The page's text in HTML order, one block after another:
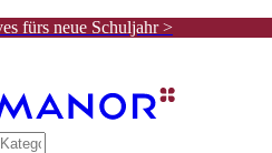
fürs neue Schuljahr >